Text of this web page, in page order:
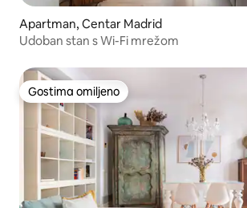
Apartman, Centar Madrid
Udoban stan s Wi-Fi mrežom
Gostima omiljeno
Gostima omiljeno